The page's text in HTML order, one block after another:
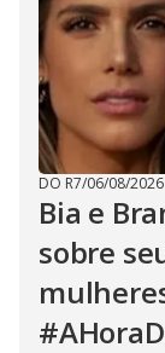
DO R7/06/08/2026
Bia e
sobre